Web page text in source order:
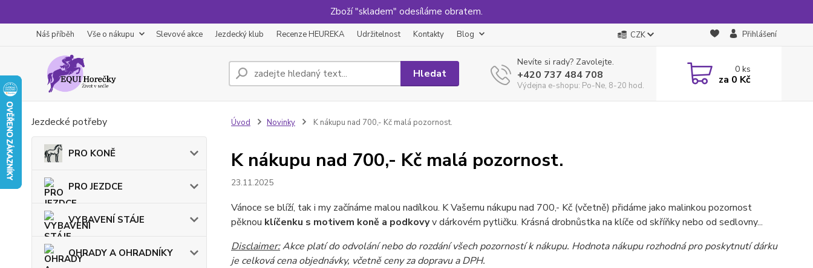
Zboží "skladem" odesíláme obratem.
Náš příběh Vše o nákupu Slevové akce Jezdecký klub Recenze HEUREKA Udržitelnost Kontakty Blog CZK Přihlášení
Hledat
Nevíte si rady? Zavolejte.
+420 737 484 708
Výdejna e-shopu: Po-Ne, 8-20 hod.
0ks
za 0 Kč
Jezdecké potřeby
PRO KONĚ
PRO JEZDCE
VYBAVENÍ STÁJE
OHRADY A OHRADNÍKY
Úvod Novinky K nákupu nad 700,- Kč malá pozornost.
K nákupu nad 700,- Kč malá pozornost.
23.11.2025
Vánoce se blíží, tak i my začínáme malou nadílkou. K Vašemu nákupu nad 700,- Kč (včetně) přidáme jako malinkou pozornost
pěknou klíčenku s motivem koně a podkovyv dárkovém pytličku. Krásná drobnůstka na klíče od skříňky nebo od sedlovny...
Disclaimer:Akce platí do odvolání nebo do rozdání všech pozorností k nákupu. Hodnota nákupu rozhodná pro poskytnutí dárku
je celková cena objednávky, včetně ceny za dopravu a DPH.